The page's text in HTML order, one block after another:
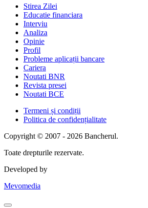
Stirea Zilei
Educatie financiara
Interviu
Analiza
Opinie
Profil
Probleme aplicații bancare
Cariera
Noutati BNR
Revista presei
Noutati BCE
Termeni și condiții
Politica de confidențialitate
Copyright © 2007 - 2026 Bancherul.
Toate drepturile rezervate.
Developed by
Mevomedia